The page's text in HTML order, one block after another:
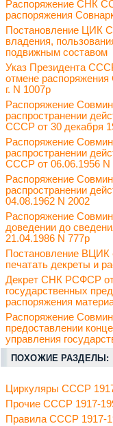
Распоряжение СНК
распоряжения
Постановление ЦИК
владения,
подвижным составом
Указ Президента
отмене
г. N 1007р
Распоряжение
распространении
СССР от 30 декабря
Распоряжение
распространении
СССР от 06.06.1956 N
Распоряжение
распространении
04.08.1962 N 2002
Распоряжение
доведении до
21.04.1986 N 777р
Постановление ВЦИК
печатать декреты и
Декрет СНК РСФСР от
государственных
распоряжения
Распоряжение
предоставлении
управления
ПОХОЖИЕ РАЗДЕЛЫ:
Циркуляры СССР
Прочие СССР 1917-
Правила СССР 1917-